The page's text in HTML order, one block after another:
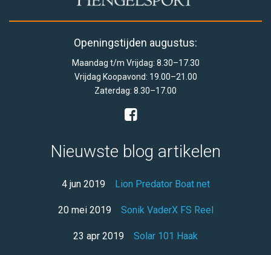
Openingstijden augustus:
Maandag t/m Vrijdag: 8.30–17.30
Vrijdag Koopavond: 19.00–21.00
Zaterdag: 8.30–17.00
Nieuwste blog artikelen
4 jun 2019 Lion Predator Boat net
20 mei 2019 Sonik VaderX FS Reel
23 apr 2019 Solar 101 Haak